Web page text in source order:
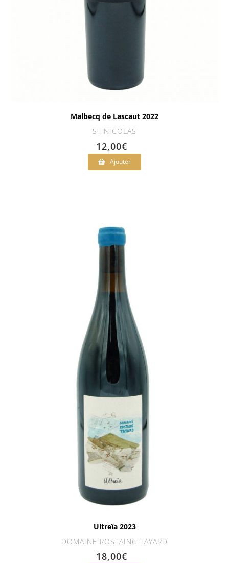
Malbecq de Lascaut 2022
ST NICOLAS
12,00€
Ajouter
Ultreïa 2023
DOMAINE ROSTAING TAYARD
18,00€